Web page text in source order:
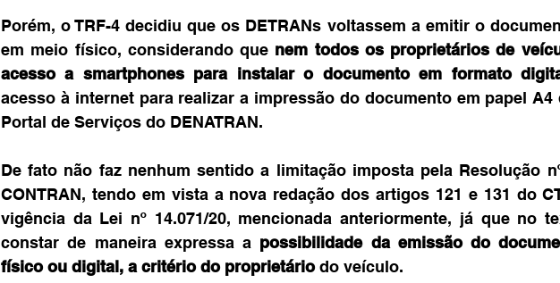
Porém, o TRF-4 decidiu que os DETRANs voltassem a emitir o
em meio físico, considerando que nem todos os proprietários de
acesso a smartphones para instalar o documento em formato
acesso à internet para realizar a impressão do documento em papel
Portal de Serviços do DENATRAN.
De fato não faz nenhum sentido a limitação imposta pela Resolução
CONTRAN, tendo em vista a nova redação dos artigos 121 e 131 do
vigência da Lei nº 14.071/20, mencionada anteriormente, já que no
constar de maneira expressa a possibilidade da emissão do
físico ou digital, a critério do proprietário do veículo.